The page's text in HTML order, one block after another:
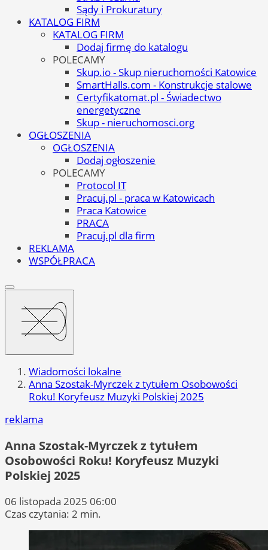
Sądy i Prokuratury
KATALOG FIRM
KATALOG FIRM
Dodaj firmę do katalogu
POLECAMY
Skup.io - Skup nieruchomości Katowice
SmartHalls.com - Konstrukcje stalowe
Certyfikatomat.pl - Świadectwo
energetyczne
Skup - nieruchomosci.org
OGŁOSZENIA
OGŁOSZENIA
Dodaj ogłoszenie
POLECAMY
Protocol IT
Pracuj.pl - praca w Katowicach
Praca Katowice
PRACA
Pracuj.pl dla firm
REKLAMA
WSPÓŁPRACA
Wiadomości lokalne
Anna Szostak-Myrczek z tytułem Osobowości
Roku! Koryfeusz Muzyki Polskiej 2025
reklama
Anna Szostak-Myrczek z tytułem
Osobowości Roku! Koryfeusz Muzyki
Polskiej 2025
06 listopada 2025 06:00
Czas czytania: 2 min.